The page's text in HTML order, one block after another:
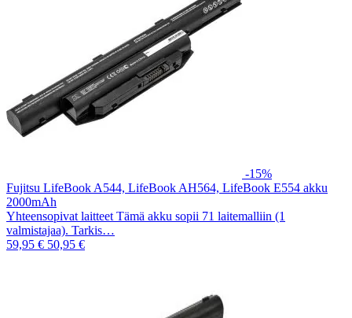
-15%
Fujitsu LifeBook A544, LifeBook AH564, LifeBook E554 akku
2000mAh
Yhteensopivat laitteet Tämä akku sopii 71 laitemalliin (1
valmistajaa). Tarkis…
59,95 € 50,95 €